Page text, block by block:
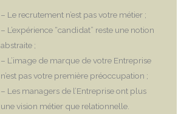
– Le recrutement n’est pas votre métier ;
– L’expérience “candidat” reste une notion
abstraite ;
– L’image de marque de votre Entreprise
n’est pas votre première préoccupation ;
– Les managers de l’Entreprise ont plus
une vision métier que relationnelle.